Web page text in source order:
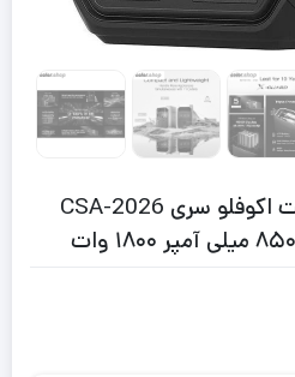
پاور استیشن 220 ولت اکوفلو سری CSA-2026